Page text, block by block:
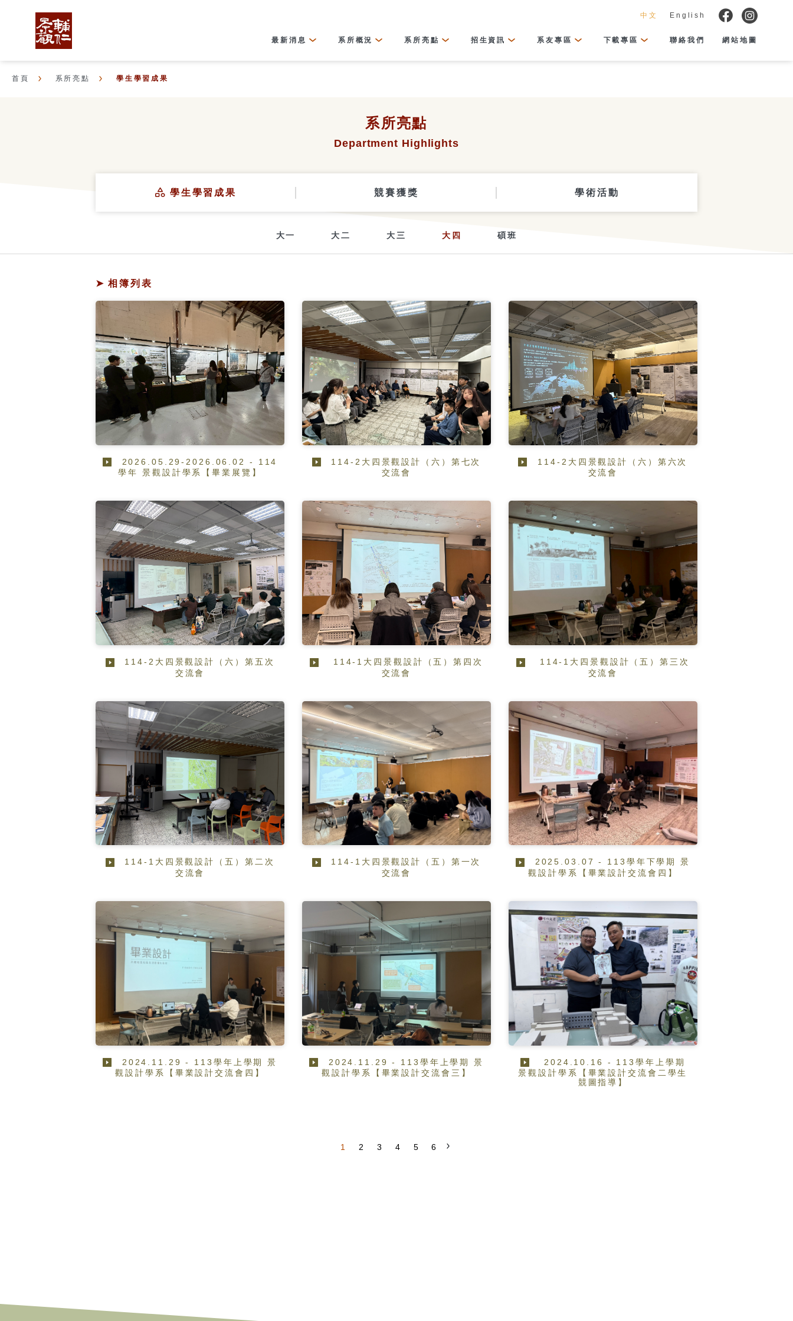
中文 English
最新消息 系所概況 系所亮點 招生資訊 系友專區 下載專區 聯絡我們 網站地圖
首頁 系所亮點 學生學習成果
系所亮點
Department Highlights
學生學習成果 競賽獲獎 學術活動
大一 大二 大三 大四 碩班
相簿列表
2026.05.29-2026.06.02 - 114
學年 景觀設計學系【畢業展覽】
114-2大四景觀設計（六）第七次
交流會
114-2大四景觀設計（六）第六次
交流會
114-2大四景觀設計（六）第五次
交流會
114-1大四景觀設計（五）第四次
交流會
114-1大四景觀設計（五）第三次
交流會
114-1大四景觀設計（五）第二次
交流會
114-1大四景觀設計（五）第一次
交流會
2025.03.07 - 113學年下學期 景
觀設計學系【畢業設計交流會四】
2024.11.29 - 113學年上學期 景
觀設計學系【畢業設計交流會四】
2024.11.29 - 113學年上學期 景
觀設計學系【畢業設計交流會三】
2024.10.16 - 113學年上學期
景觀設計學系【畢業設計交流會二學生
競圖指導】
1 2 3 4 5 6